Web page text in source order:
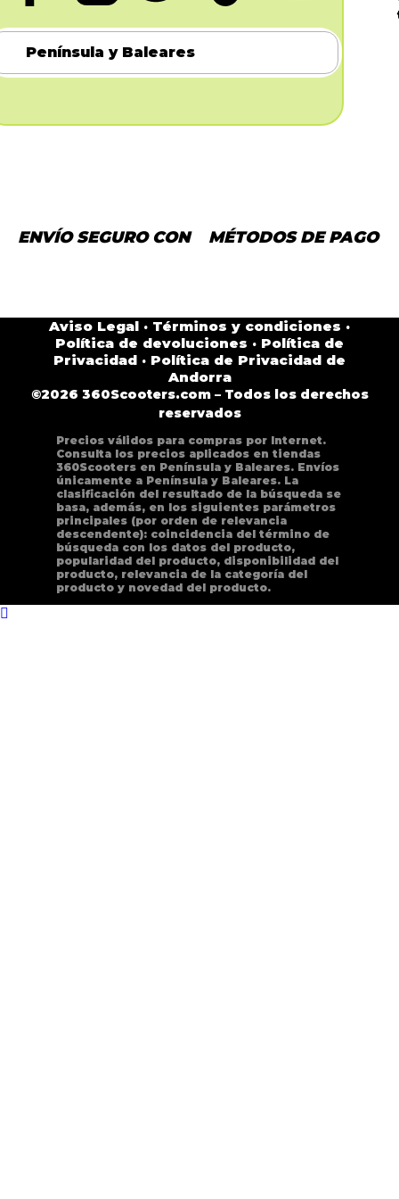
Península y Baleares
ENVÍO SEGURO CON MÉTODOS DE PAGO
Aviso Legal · Términos y condiciones ·
Política de devoluciones · Política de
Privacidad · Política de Privacidad de
Andorra
©2026 360Scooters.com – Todos los derechos
reservados
Precios válidos para compras por Internet.
Consulta los precios aplicados en tiendas
360Scooters en Península y Baleares. Envíos
únicamente a Península y Baleares. La
clasificación del resultado de la búsqueda se
basa, además, en los siguientes parámetros
principales (por orden de relevancia
descendente): coincidencia del término de
búsqueda con los datos del producto,
popularidad del producto, disponibilidad del
producto, relevancia de la categoría del
producto y novedad del producto.